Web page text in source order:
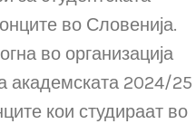
во Словенија.
во организација
академската 2024/25
кои студираат во